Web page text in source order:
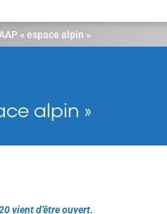
« espace alpin »
alpin »
vient d’être ouvert.